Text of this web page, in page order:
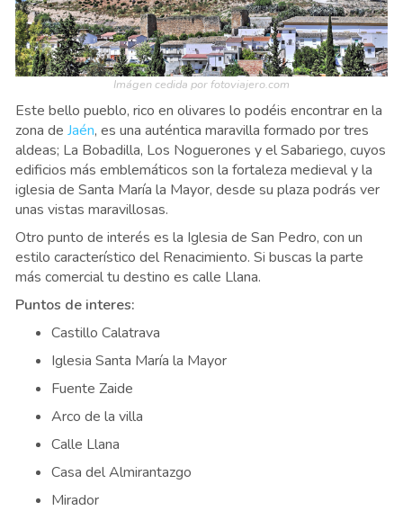
Imágen cedida por fotoviajero.com
Este bello pueblo, rico en olivares lo podéis encontrar en la
zona de Jaén, es una auténtica maravilla formado por tres
aldeas; La Bobadilla, Los Noguerones y el Sabariego, cuyos
edificios más emblemáticos son la fortaleza medieval y la
iglesia de Santa María la Mayor, desde su plaza podrás ver
unas vistas maravillosas.
Otro punto de interés es la Iglesia de San Pedro, con un
estilo característico del Renacimiento. Si buscas la parte
más comercial tu destino es calle Llana.
Puntos de interes:
Castillo Calatrava
Iglesia Santa María la Mayor
Fuente Zaide
Arco de la villa
Calle Llana
Casa del Almirantazgo
Mirador